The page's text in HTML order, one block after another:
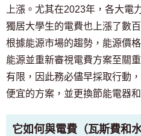
上漲。尤其在2023年，各大電
獨居大學生的電費也上漲了數
根據能源市場的趨勢，能源價
能源並重新審視電費方案至關
有限，因此務必儘早採取行動
便宜的方案，並更換節能電器
它如何與電費（瓦斯費和